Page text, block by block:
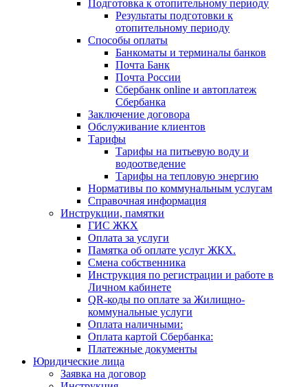
Подготовка к отопительному периоду
Результаты подготовки к
отопительному периоду
Способы оплаты
Банкоматы и терминалы банков
Почта Банк
Почта России
Сбербанк online и автоплатеж
Сбербанка
Заключение договора
Обслуживание клиентов
Тарифы
Тарифы на питьевую воду и
водоотведение
Тарифы на тепловую энергию
Нормативы по коммунальным услугам
Справочная информация
Инструкции, памятки
ГИС ЖКХ
Оплата за услуги
Памятка об оплате услуг ЖКХ.
Смена собственника
Инструкция по регистрации и работе в
Личном кабинете
QR-коды по оплате за Жилищно-
коммунальные услуги
Оплата наличными:
Оплата картой Сбербанка:
Платежные документы
Юридические лица
Заявка на договор